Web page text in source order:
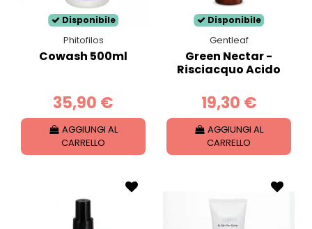
Disponibile
Phitofilos
Cowash 500ml
35,90 €
AGGIUNGI AL
CARRELLO
Disponibile
Gentleaf
Green Nectar -
Risciacquo Acido
19,30 €
AGGIUNGI AL
CARRELLO